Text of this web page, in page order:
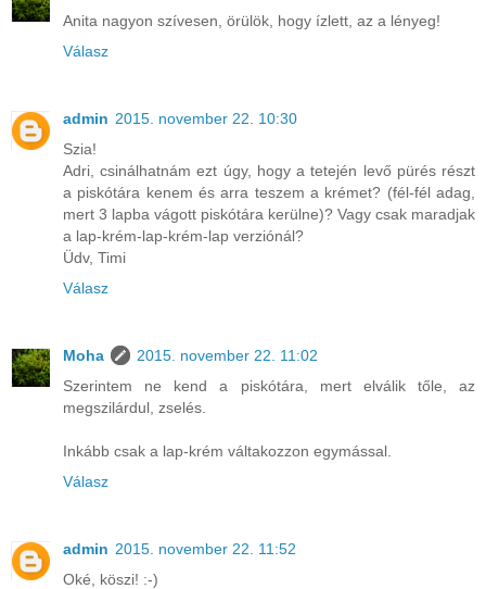
Anita nagyon szívesen, örülök, hogy ízlett, az a lényeg!
Válasz
admin 2015. november 22. 10:30
Szia!
Adri, csinálhatnám ezt úgy, hogy a tetején levő pürés részt
a piskótára kenem és arra teszem a krémet? (fél-fél adag,
mert 3 lapba vágott piskótára kerülne)? Vagy csak maradjak
a lap-krém-lap-krém-lap verziónál?
Üdv, Timi
Válasz
Moha
2015. november 22. 11:02
Szerintem ne kend a piskótára, mert elválik tőle, az
megszilárdul, zselés.
Inkább csak a lap-krém váltakozzon egymással.
Válasz
admin 2015. november 22. 11:52
Oké, köszi! :-)